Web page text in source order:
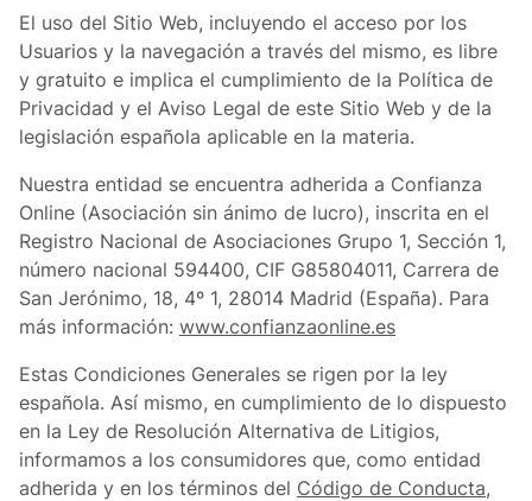
El uso del Sitio Web, incluyendo el acceso por los
Usuarios y la navegación a través del mismo, es libre
y gratuito e implica el cumplimiento de la Política de
Privacidad y el Aviso Legal de este Sitio Web y de la
legislación española aplicable en la materia.
Nuestra entidad se encuentra adherida a Confianza
Online (Asociación sin ánimo de lucro), inscrita en el
Registro Nacional de Asociaciones Grupo 1, Sección 1,
número nacional 594400, CIF G85804011, Carrera de
San Jerónimo, 18, 4º 1, 28014 Madrid (España). Para
más información: www.confianzaonline.es
Estas Condiciones Generales se rigen por la ley
española. Así mismo, en cumplimiento de lo dispuesto
en la Ley de Resolución Alternativa de Litigios,
informamos a los consumidores que, como entidad
adherida y en los términos del Código de Conducta,